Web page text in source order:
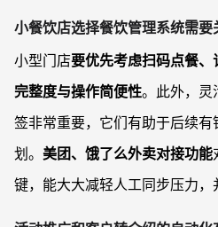
小餐饮店选择餐饮管理系统需要
小型门店要优先考虑扫码点餐
完整度与操作简便性。此外，灵
签非常重要，它们有助于后续
划。 美团、饿了么外卖对接功能
键，能大大减轻人工同步压力，